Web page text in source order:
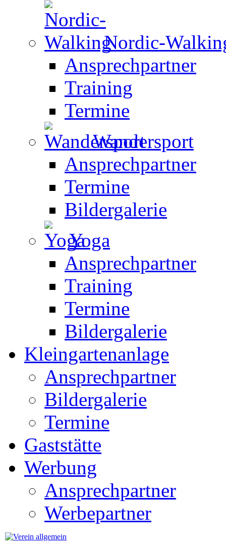
Nordic-
Ansprechpartner
Training
Termine
Wandersport
Ansprechpartner
Termine
Bildergalerie
Yoga
Ansprechpartner
Training
Termine
Bildergalerie
Kleingartenanlage
Ansprechpartner
Bildergalerie
Termine
Gaststätte
Werbung
Ansprechpartner
Werbepartner